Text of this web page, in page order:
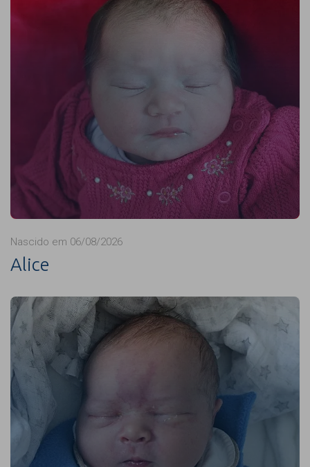
Nascido em 06/08/2026
Alice